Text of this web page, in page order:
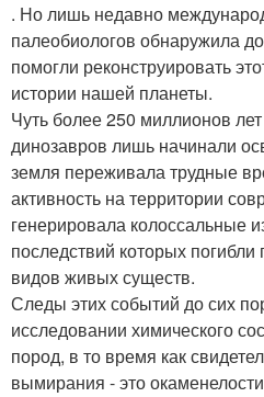
. Но лишь недавно
палеобиологов обнаружила
помогли реконструировать
истории нашей планеты.
Чуть более 250 миллионов
динозавров лишь начинали
земля переживала трудные
активность на территории
генерировала колоссальные
последствий которых
видов живых существ.
Следы этих событий до сих
исследовании химического
пород, в то время как
вымирания - это